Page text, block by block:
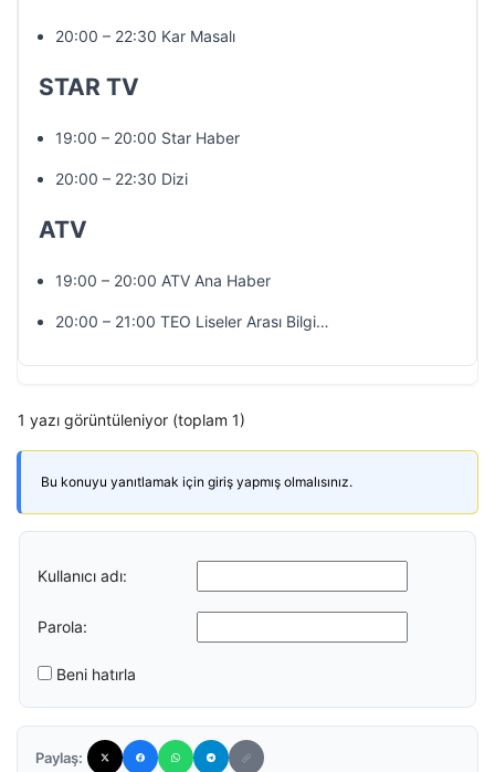
20:00 – 22:30 Kar Masalı
STAR TV
19:00 – 20:00 Star Haber
20:00 – 22:30 Dizi
ATV
19:00 – 20:00 ATV Ana Haber
20:00 – 21:00 TEO Liseler Arası Bilgi…
1 yazı görüntüleniyor (toplam 1)
Bu konuyu yanıtlamak için giriş yapmış olmalısınız.
Kullanıcı adı:
Parola:
Beni hatırla
Paylaş: